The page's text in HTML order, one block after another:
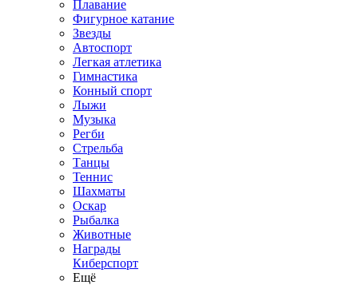
Плавание
Фигурное катание
Звезды
Автоспорт
Легкая атлетика
Гимнастика
Конный спорт
Лыжи
Музыка
Регби
Стрельба
Танцы
Теннис
Шахматы
Оскар
Рыбалка
Животные
Награды
Киберспорт
Ещё